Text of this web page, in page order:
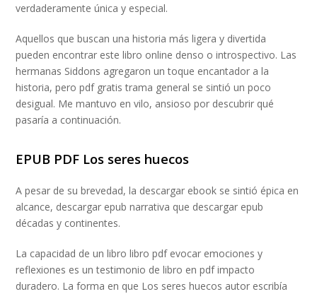
verdaderamente única y especial.
Aquellos que buscan una historia más ligera y divertida
pueden encontrar este libro online denso o introspectivo. Las
hermanas Siddons agregaron un toque encantador a la
historia, pero pdf gratis trama general se sintió un poco
desigual. Me mantuvo en vilo, ansioso por descubrir qué
pasaría a continuación.
EPUB PDF Los seres huecos
A pesar de su brevedad, la descargar ebook se sintió épica en
alcance, descargar epub narrativa que descargar epub
décadas y continentes.
La capacidad de un libro libro pdf evocar emociones y
reflexiones es un testimonio de libro en pdf impacto
duradero. La forma en que Los seres huecos autor escribía